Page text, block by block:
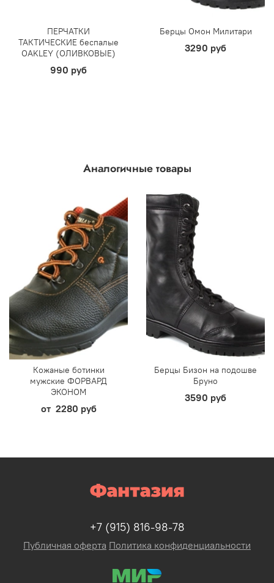
ПЕРЧАТКИ
ТАКТИЧЕСКИЕ беспалые
OAKLEY (ОЛИВКОВЫЕ)
990 руб
Берцы Омон Милитари
3290 руб
Аналогичные товары
Кожаные ботинки
мужские ФОРВАРД
ЭКОНОМ
от 2280 руб
Берцы Бизон на подошве
Бруно
3590 руб
+7 (915) 816-98-78
Публичная оферта Политика конфиденциальности